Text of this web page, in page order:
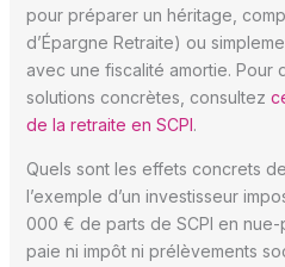
pour préparer un héritage,
d’Épargne Retraite) ou
avec une fiscalité amortie.
solutions concrètes, consultez
de la retraite en SCPI.
Quels sont les effets concrets
l’exemple d’un investisseur
000 € de parts de SCPI en nue-
paie ni impôt ni prélèvements